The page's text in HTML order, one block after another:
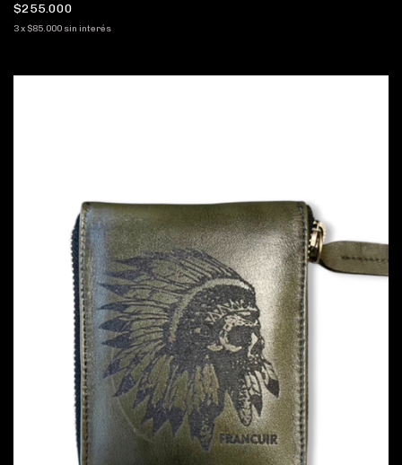
$255.000
3x $85.000 sin interés